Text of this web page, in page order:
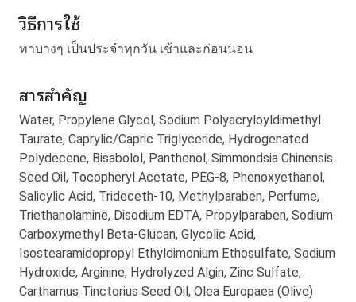
วิธีการใช้
ทาบางๆ เป็นประจำทุกวัน เช้าและก่อนนอน
สารสำคัญ
Water, Propylene Glycol, Sodium Polyacryloyldimethyl
Taurate, Caprylic/Capric Triglyceride, Hydrogenated
Polydecene, Bisabolol, Panthenol, Simmondsia Chinensis
Seed Oil, Tocopheryl Acetate, PEG-8, Phenoxyethanol,
Salicylic Acid, Trideceth-10, Methylparaben, Perfume,
Triethanolamine, Disodium EDTA, Propylparaben, Sodium
Carboxymethyl Beta-Glucan, Glycolic Acid,
Isostearamidopropyl Ethyldimonium Ethosulfate, Sodium
Hydroxide, Arginine, Hydrolyzed Algin, Zinc Sulfate,
Carthamus Tinctorius Seed Oil, Olea Europaea (Olive)